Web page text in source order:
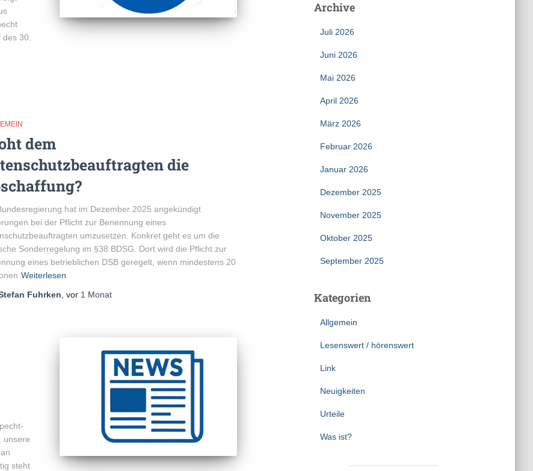
30.
dem
die
hat im Dezember 2025 angekündigt
bei der Pflicht zur Benennung eines
umzusetzen. Konkret geht es um die
Sonderregelung im §38 BDSG. Dort wird die Pflicht zur
eines betrieblichen DSB geregelt, wenn mindestens 20
Weiterlesen
Fuhrken , vor 1 Monat
unsere
steht
Archive
Juli 2026
Juni 2026
Mai 2026
April 2026
März 2026
Februar 2026
Januar 2026
Dezember 2025
November 2025
Oktober 2025
September 2025
Kategorien
Allgemein
Lesenswert / hörenswert
Link
Neuigkeiten
Urteile
Was ist?